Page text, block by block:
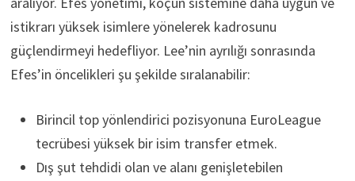
istikrarı yüksek isimlere yönelerek kadrosunu
güçlendirmeyi hedefliyor. Lee’nin ayrılığı sonrasında
Efes’in öncelikleri şu şekilde sıralanabilir:
Birincil top yönlendirici pozisyonuna EuroLeague
tecrübesi yüksek bir isim transfer etmek.
Dış şut tehdidi olan ve alanı genişletebilen